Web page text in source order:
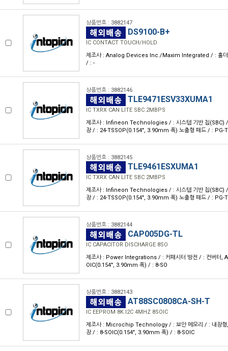
상품번호 : 3882147
DS9100-B+
IC CONTACT TOUCH/HOLD
제조사 : Analog Devices Inc./Maxim Integrated / : 홀더
/ : -
상품번호 : 3882146
TLE9471ESV33XUMA1
IC TXRX CAN LITE SBC 2MBPS
제조사 : Infineon Technologies / : 시스템 기반 칩(SBC) /
장 / : 24-TSSOP(0.154", 3.90mm 폭) 노출형 패드 / : PG-
상품번호 : 3882145
TLE9461ESXUMA1
IC TXRX CAN LITE SBC 2MBPS
제조사 : Infineon Technologies / : 시스템 기반 칩(SBC) /
장 / : 24-TSSOP(0.154", 3.90mm 폭) 노출형 패드 / : PG-
상품번호 : 3882144
CAP005DG-TL
IC CAPACITOR DISCHARGE 8SO
제조사 : Power Integrations / : 커패시터 방전 / : 컨버터,
OIC(0.154", 3.90mm 폭) / : 8-SO
상품번호 : 3882143
AT88SC0808CA-SH-T
IC EEPROM 8K I2C 4MHZ 8SOIC
제조사 : Microchip Technology / : 보안 메모리 / : 내장형,
장 / : 8-SOIC(0.154", 3.90mm 폭) / : 8-SOIC